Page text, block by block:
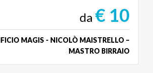
da € 10
MAGIS - NICOLÒ MAISTRELLO –
MASTRO BIRRAIO